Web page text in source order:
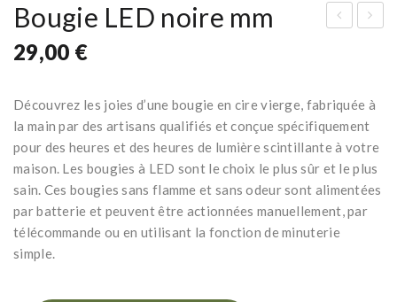
D
noi
re
pm
D
terr
aco
tta
mm
Bougie LED noire mm
29,00 €
Découvrez les joies d’une bougie en cire vierge, fabriquée à
la main par des artisans qualifiés et conçue spécifiquement
pour des heures et des heures de lumière scintillante à votre
maison. Les bougies à LED sont le choix le plus sûr et le plus
sain. Ces bougies sans flamme et sans odeur sont alimentées
par batterie et peuvent être actionnées manuellement, par
télécommande ou en utilisant la fonction de minuterie
simple.